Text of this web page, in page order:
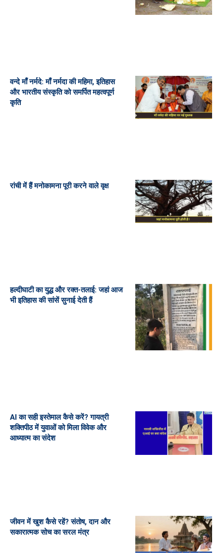
वन्दे माँ नर्मदे: माँ नर्मदा की महिमा, इतिहास
और भारतीय संस्कृति को समर्पित महत्वपूर्ण
कृति
रांची में हैं मनोकामना पूरी करने वाले वृक्ष
हल्दीघाटी का युद्ध और रक्त-तलाई: जहां आज
भी इतिहास की सांसें सुनाई देती हैं
AI का सही इस्तेमाल कैसे करें? गायत्री
शक्तिपीठ में युवाओं को मिला विवेक और
आध्यात्म का संदेश
जीवन में खुश कैसे रहें? संतोष, दान और
सकारात्मक सोच का सरल मंत्र